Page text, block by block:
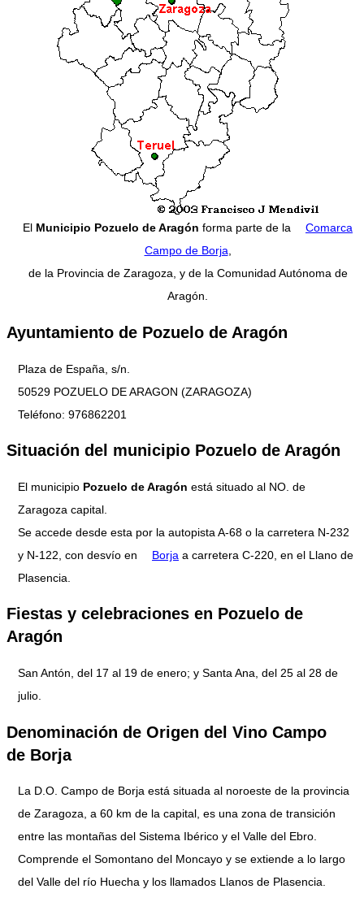
El Municipio Pozuelo de Aragón forma parte de la
Comarca
Campo de Borja,
de la Provincia de Zaragoza, y de la Comunidad Autónoma de
Aragón.
Ayuntamiento de Pozuelo de Aragón
Plaza de España, s/n.
50529 POZUELO DE ARAGON (ZARAGOZA)
Teléfono: 976862201
Situación del municipio Pozuelo de Aragón
El municipio Pozuelo de Aragón está situado al NO. de
Zaragoza capital.
Se accede desde esta por la autopista A-68 o la carretera N-232
y N-122, con desvío en
Borja a carretera C-220, en el Llano de
Plasencia.
Fiestas y celebraciones en Pozuelo de
Aragón
San Antón, del 17 al 19 de enero; y Santa Ana, del 25 al 28 de
julio.
Denominación de Origen del Vino Campo
de Borja
La D.O. Campo de Borja está situada al noroeste de la provincia
de Zaragoza, a 60 km de la capital, es una zona de transición
entre las montañas del Sistema Ibérico y el Valle del Ebro.
Comprende el Somontano del Moncayo y se extiende a lo largo
del Valle del río Huecha y los llamados Llanos de Plasencia.